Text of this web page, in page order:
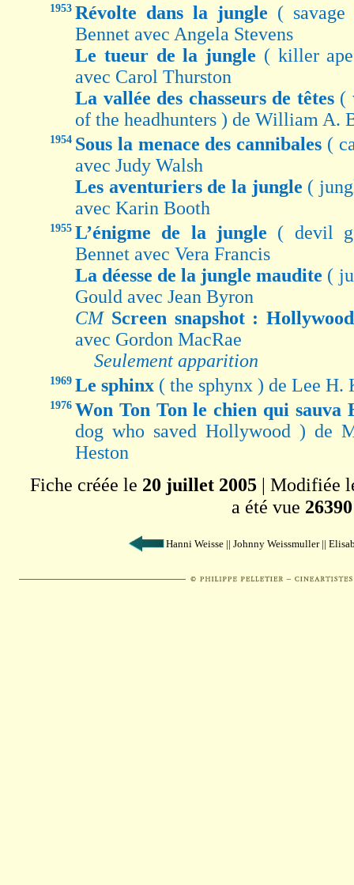
1953 Révolte dans la jungle (
Bennet avec Angela Stevens
Le tueur de la jungle ( killer
avec Carol Thurston
La vallée des chasseurs de têtes (
of the headhunters ) de William A.
1954 Sous la menace des cannibales (
avec Judy Walsh
Les aventuriers de la jungle (
avec Karin Booth
1955 L’énigme de la jungle ( devil
Bennet avec Vera Francis
La déesse de la jungle maudite (
Gould avec Jean Byron
CM Screen snapshot :
avec Gordon MacRae
Seulement apparition
1969 Le sphinx ( the sphynx ) de Lee H.
1976 Won Ton Ton le chien qui sauva
dog who saved Hollywood ) de
Heston
Fiche créée le 20 juillet 2005| Modifiée
a été vue
Hanni Weisse || Johnny Weissmuller ||